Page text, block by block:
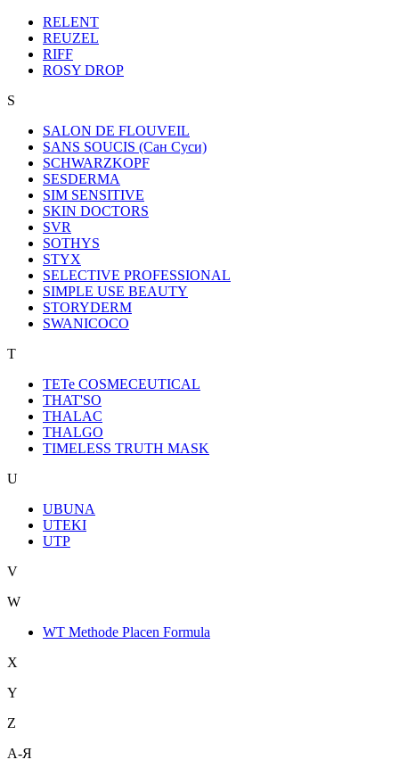
RELENT
REUZEL
RIFF
ROSY DROP
S
SALON DE FLOUVEIL
SANS SOUCIS (Сан Суси)
SCHWARZKOPF
SESDERMA
SIM SENSITIVE
SKIN DOCTORS
SVR
SOTHYS
STYX
SELECTIVE PROFESSIONAL
SIMPLE USE BEAUTY
STORYDERM
SWANICOCO
T
TETe COSMECEUTICAL
THAT'SO
THALAC
THALGO
TIMELESS TRUTH MASK
U
UBUNA
UTEKI
UTP
V
W
WT Methode Placen Formula
X
Y
Z
А-Я